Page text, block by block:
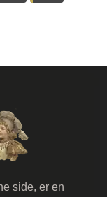
side, er en